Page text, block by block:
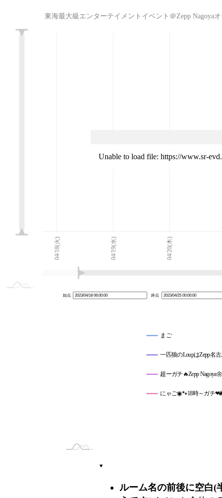
東海最大級エンターテイメントイベント＠Zepp Nagoya
04/17(月)
04/18(火) 04/19(水) 04/20(木)
04/26(水)
Unable to load file: https://www.sr-
始点 終点
まご
一匹狼のLoupはZepp名
超ーガチ🔥Zepp
にゃご◉🐾18時～ガチ
ルーム名の前後に空白(